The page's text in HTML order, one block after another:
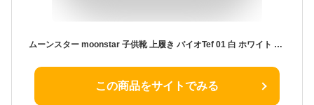
ムーンスター moonstar 子供靴 上履き バイオTef 01 白 ホワイト レッド イエロー ブルー グリーン ピンク サックス 赤 黄色 緑 青 2E 国産 日本製 上靴 学校 入園 入学 抗菌防臭 14cm-24.5cm うわばき 子供 小学生
この商品をサイトでみる